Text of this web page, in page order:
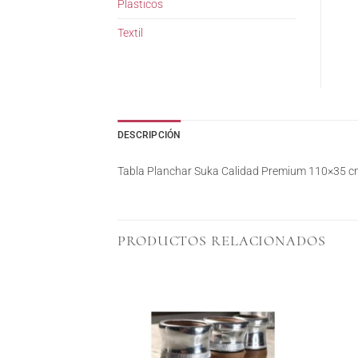
Plasticos
Textil
DESCRIPCIÓN
Tabla Planchar Suka Calidad Premium 110×35
PRODUCTOS RELACIONADOS